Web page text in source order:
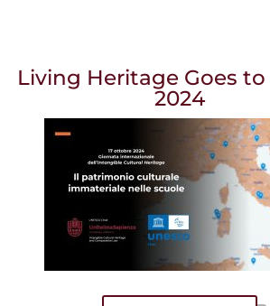
Living Heritage Goes to
2024